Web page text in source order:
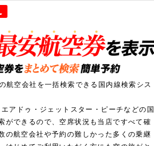
航空会社を一括検索できる国内線検索シス
アドゥ・ジェットスター・ピーチなどの国
ができるので、空席状況も当店ですべて確
の航空会社や予約の難しかった多くの乗継